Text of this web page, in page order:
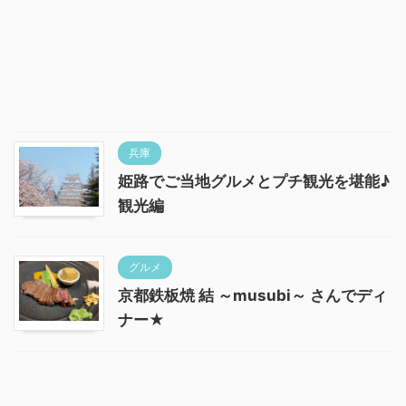
兵庫
姫路でご当地グルメとプチ観光を堪能♪
観光編
グルメ
京都鉄板焼 結 ～musubi～ さんでディ
ナー★